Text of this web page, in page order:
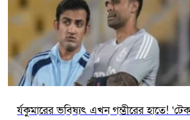
র্যকুমারের ভবিষ্যৎ এখন গম্ভীরের হাতে!